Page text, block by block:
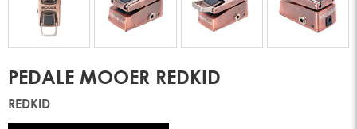
PEDALE MOOER REDKID
REDKID